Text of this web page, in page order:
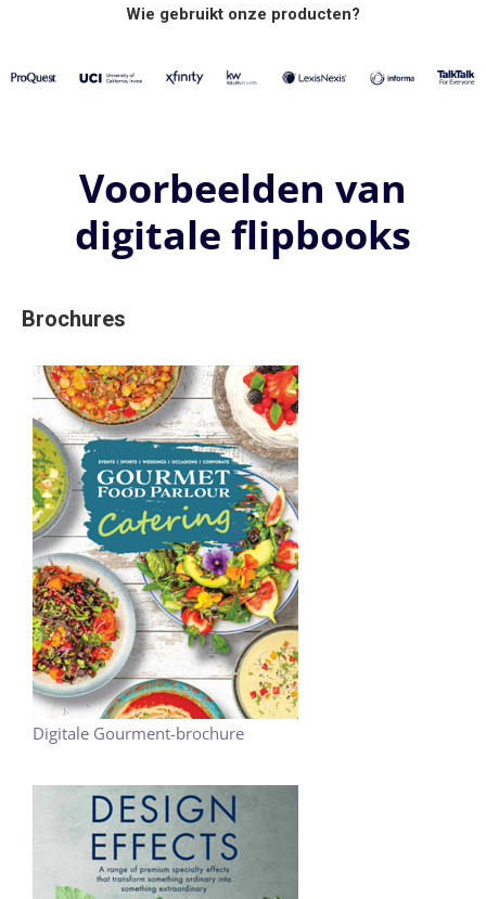
Wie gebruikt onze producten?
Voorbeelden van
digitale flipbooks
Brochures
Digitale Gourment-brochure